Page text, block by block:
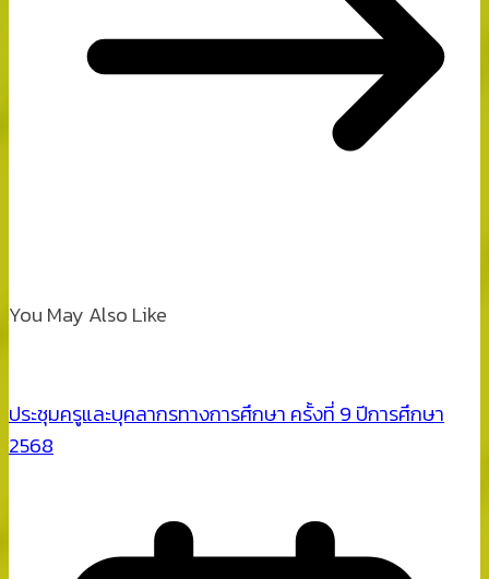
You May Also Like
ประชุมครูและบุคลากรทางการศึกษา ครั้งที่ 9 ปีการศึกษา
2568